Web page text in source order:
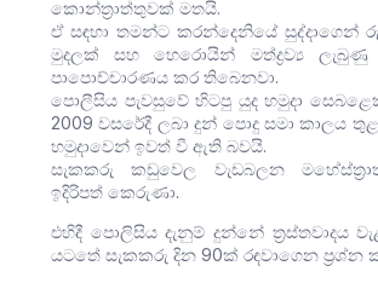
කොන්ත්‍රාත්තුවක් මතයි.
ඒ සඳහා තමන්ට කරන්දෙනියේ සුද්දාගෙන්
මුදලක් සහ හෙරොයින් මත්ද්‍රව්‍ය ලැබුණු
පාපොච්චාරණය කර තිබෙනවා.
පොලීසිය පැවසුවේ හිටපු යුද හමුදා
2009 වසරේදී ලබා දුන් පොදු සමා කාලය
හමුදාවෙන් ඉවත් වී ඇති බවයි.
සැකකරු කඩුවෙල වැඩබලන
ඉදිරිපත් කෙරුණා.
එහිදී පොලිසිය දැනුම් දුන්නේ ත්‍රස්තවාදය
යටතේ සැකකරු දින 90ක් රඳවාගෙන ප්‍රශ්න